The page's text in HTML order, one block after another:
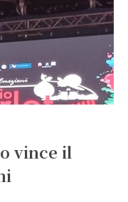
vince il